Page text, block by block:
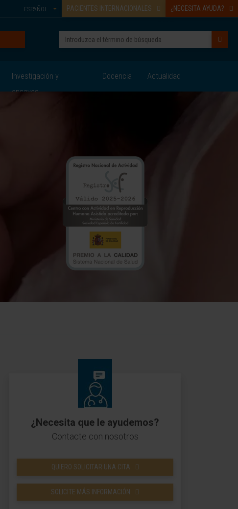
PACIENTES INTERNACIONALES ¿NECESITA AYUDA?
ESPAÑOL
Investigación y
ensayos
Docencia Actualidad
¿Necesita que le ayudemos?
Contacte con nosotros
QUIERO SOLICITAR UNA CITA
SOLICITE MÁS INFORMACIÓN